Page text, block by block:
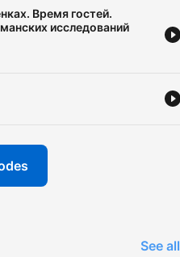
Время гостей.
исследований
See all